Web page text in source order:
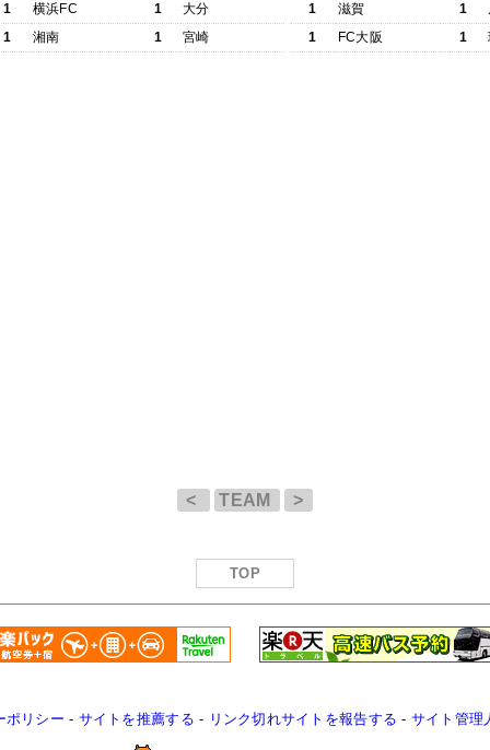
1
横浜FC 1
大分
1
湘南 1 宮崎
1
滋賀 1
1
FC大阪 1
< TEAM >
TOP
ポリシー - サイトを推薦する - リンク切れサイトを報告する - サイト管理